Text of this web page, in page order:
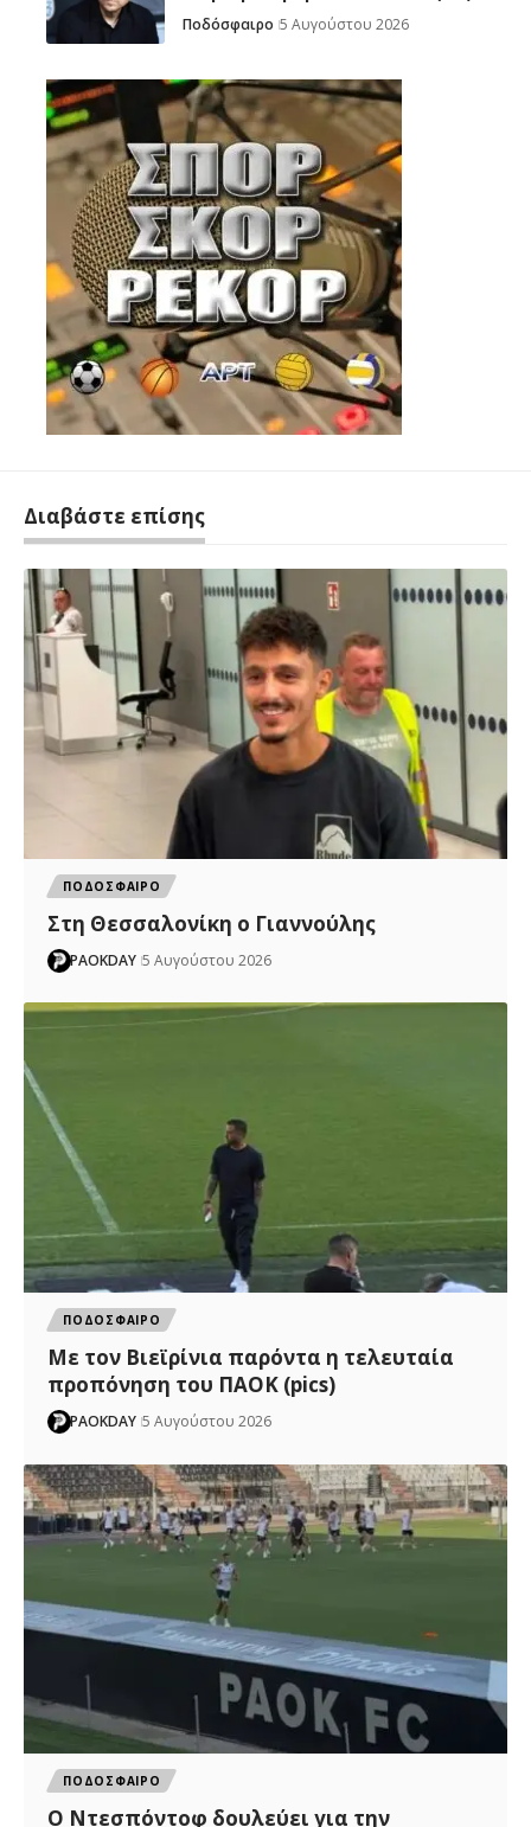
Ποδόσφαιρο 5 Αυγούστου 2026
Διαβάστε επίσης
ΠΟΔΟΣΦΑΙΡΟ
Στη Θεσσαλονίκη ο Γιαννούλης
PAOKDAY 5 Αυγούστου 2026
ΠΟΔΟΣΦΑΙΡΟ
Με τον Βιεϊρίνια παρόντα η τελευταία
προπόνηση του ΠΑΟΚ (pics)
PAOKDAY 5 Αυγούστου 2026
ΠΟΔΟΣΦΑΙΡΟ
Ο Ντεσπόντοφ δουλεύει για την